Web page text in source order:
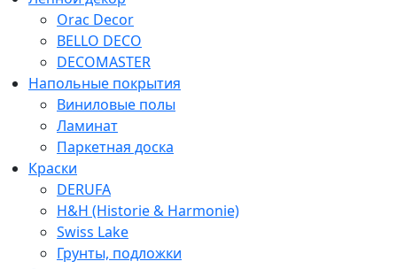
Orac Decor
BELLO DECO
DECOMASTER
Напольные покрытия
Виниловые полы
Ламинат
Паркетная доска
Краски
DERUFA
H&H (Historie & Harmonie)
Swiss Lake
Грунты, подложки